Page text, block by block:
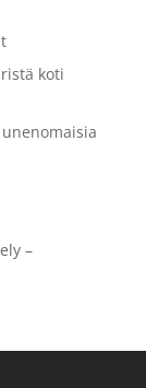
koti
–